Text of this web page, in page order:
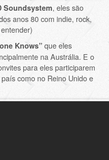
Soundsystem, eles são
anos 80 com indie, rock,
Knows” que eles
na Austrália. E o
para eles participarem
como no Reino Unido e